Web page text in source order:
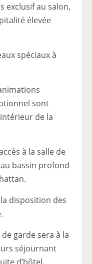
exclusif au salon,
élevée
spéciaux à
sont
de la
à la salle de
bassin profond
disposition des
garde sera à la
séjournant